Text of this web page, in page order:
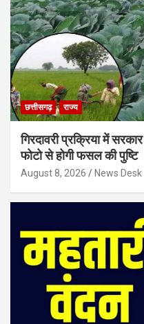
छत्तीसगढ़ राज्य
गिरदावरी प्रक्रिया में
फोटो से होगी फसल की पुष्टि
August 8, 2026 News Desk